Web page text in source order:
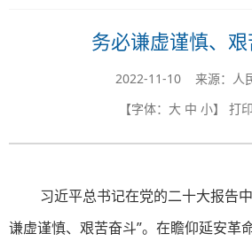
务必谦虚谨慎、
2022-11-10 来源：人
【字体： 大 中 小】 打
习近平总书记在党的二十大报告
谦虚谨慎、艰苦奋斗”。在瞻仰延安革